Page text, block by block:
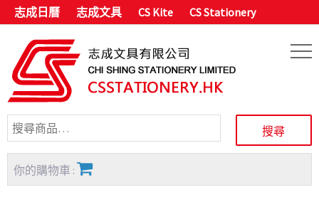
志成日曆 志成文具 CS Kite CS Stationery
你的購物車 :